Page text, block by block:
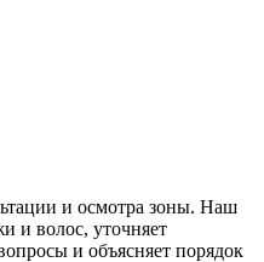
и осмотра зоны. Наш
и волос, уточняет
и объясняет порядок